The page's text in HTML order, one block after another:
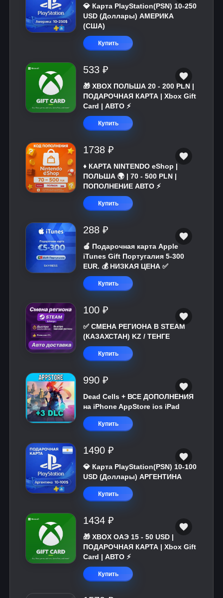
💎 Карта PlayStation(PSN) 10-250
USD (Доллары) АМЕРИКА
(США)
Купить
533 ₽
🎁 XBOX ПОЛЬША 20 - 200 PLN |
ПОДАРОЧНАЯ КАРТА | Xbox Gift
Card | АВТО ⚡
Купить
1738 ₽
♦️ КАРТА NINTENDO eShop |
ПОЛЬША 🌍 | 70 - 500 PLN |
ПОПОЛНЕНИЕ АВТО ⚡
Купить
288 ₽
🍎 Подарочная карта Apple
iTunes Gift Португалия 5-300
EUR. 💰 НИЗКАЯ ЦЕНА ✅
Купить
100 ₽
✅ СМЕНА РЕГИОНА В STEAM
(КАЗАХСТАН) KZ / ТЕНГЕ
Купить
990 ₽
Dead Cells + ВСЕ ДОПОЛНЕНИЯ
на iPhone AppStore ios iPad
Купить
1490 ₽
💎 Карта PlayStation(PSN) 10-100
USD (Доллары) АРГЕНТИНА
Купить
1434 ₽
🎁 XBOX ОАЭ 15 - 50 USD |
ПОДАРОЧНАЯ КАРТА | Xbox Gift
Card | АВТО ⚡
Купить